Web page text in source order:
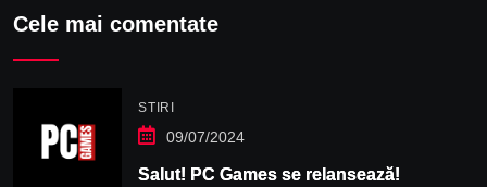
Cele mai comentate
STIRI
09/07/2024
Salut! PC Games se relansează!